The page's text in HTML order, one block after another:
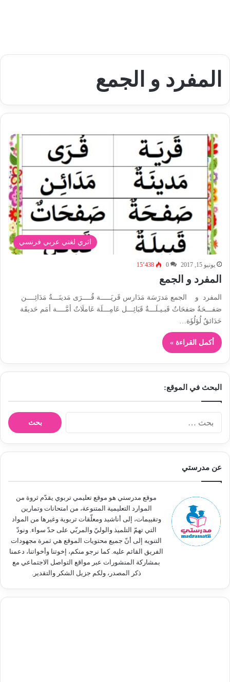
المفرد و الجمع
اثري لغتي عربي فرنسي
يونيو 15, 2017 0 15٬438
المفرد و الجمع
المفرد و الجمع مَدرَسَة مَدَارس قَريَـــــة قُــــرَى مَدينَـــةٌ مَدَائِــــن
صَفـــحَةٌ صَفحَاتٌ قَبـيـلَـــةٌ قَبَائِـــل عَامِـــلَة عَاملَاتٌ أمَّــــة أمَم حَديقَة
حَدَائقٌ لُؤلُؤَة…
أكمل القراءة »
البحث في الموقع:
ن
عن مدرستي
موقع مدرستي هو موقع تعليمي تربوي يقدّم ثروة من
الموارد التعليمية المتنوعة، من امتحانات وتمارين
وتقييمات، إلى أناشيد ومعلّقات تربوية وغيرها من المواد
التي تهمّ التلميذ والوليّ والمربّي على حدّ سواء. ونودّ
التنويه إلى أنّ جميع محتويات الموقع هي ثمرة مجهودات
الفريق القائم عليه. كما نرجو منكم، إخوتنا وأخواتنا، دعمنا
بمشاركة المنشورات عبر مواقع التواصل الاجتماعي مع
ذكر المصدر، ولكم جزيل الشكر والتقدير.